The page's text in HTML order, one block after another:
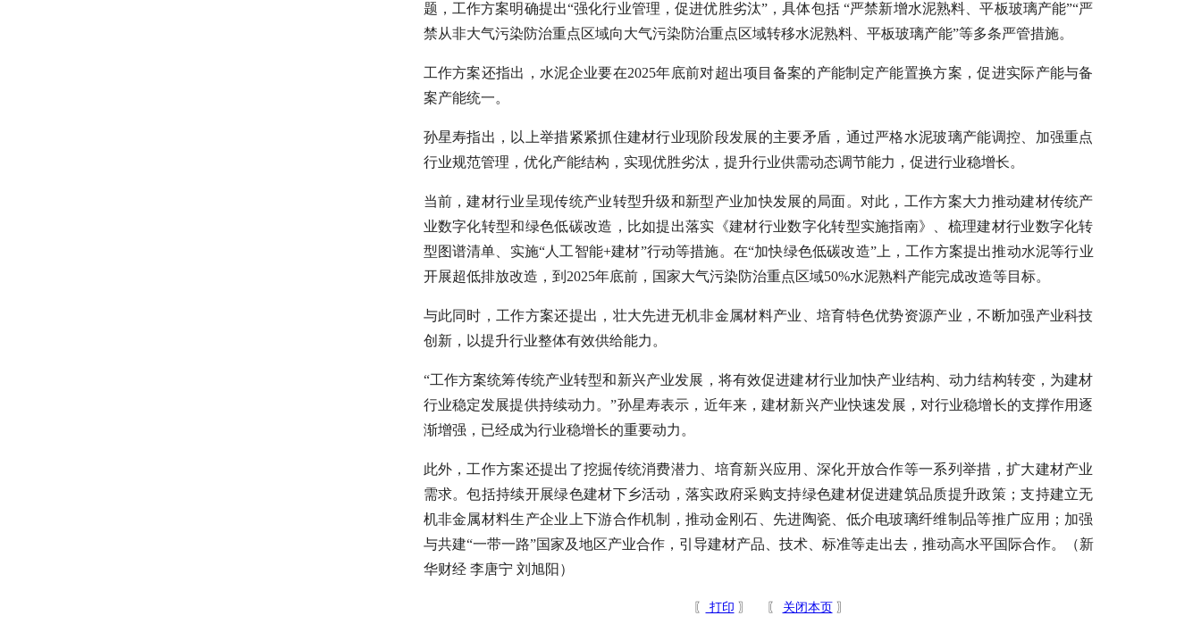
题，工作方案明确提出“强化行业管理，促进优胜劣汰”，具体包括 “严禁新增水泥熟料、平板玻璃产能”“严
禁从非大气污染防治重点区域向大气污染防治重点区域转移水泥熟料、平板玻璃产能”等多条严管措施。
工作方案还指出，水泥企业要在2025年底前对超出项目备案的产能制定产能置换方案，促进实际产能与备
案产能统一。
孙星寿指出，以上举措紧紧抓住建材行业现阶段发展的主要矛盾，通过严格水泥玻璃产能调控、加强重点
行业规范管理，优化产能结构，实现优胜劣汰，提升行业供需动态调节能力，促进行业稳增长。
当前，建材行业呈现传统产业转型升级和新型产业加快发展的局面。对此，工作方案大力推动建材传统产
业数字化转型和绿色低碳改造，比如提出落实《建材行业数字化转型实施指南》、梳理建材行业数字化转
型图谱清单、实施“人工智能+建材”行动等措施。在“加快绿色低碳改造”上，工作方案提出推动水泥等行业
开展超低排放改造，到2025年底前，国家大气污染防治重点区域50%水泥熟料产能完成改造等目标。
与此同时，工作方案还提出，壮大先进无机非金属材料产业、培育特色优势资源产业，不断加强产业科技
创新，以提升行业整体有效供给能力。
“工作方案统筹传统产业转型和新兴产业发展，将有效促进建材行业加快产业结构、动力结构转变，为建材
行业稳定发展提供持续动力。”孙星寿表示，近年来，建材新兴产业快速发展，对行业稳增长的支撑作用逐
渐增强，已经成为行业稳增长的重要动力。
此外，工作方案还提出了挖掘传统消费潜力、培育新兴应用、深化开放合作等一系列举措，扩大建材产业
需求。包括持续开展绿色建材下乡活动，落实政府采购支持绿色建材促进建筑品质提升政策；支持建立无
机非金属材料生产企业上下游合作机制，推动金刚石、先进陶瓷、低介电玻璃纤维制品等推广应用；加强
与共建“一带一路”国家及地区产业合作，引导建材产品、技术、标准等走出去，推动高水平国际合作。（新
华财经 李唐宁 刘旭阳）
〖 打印 〗 〖 关闭本页 〗